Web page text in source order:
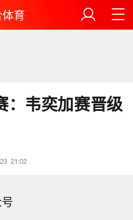
育
：韦奕加赛晋级
21:02